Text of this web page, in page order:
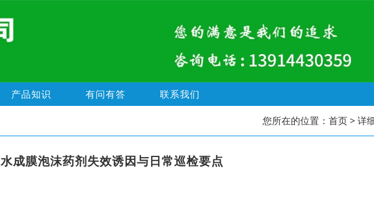
产品知识 有问有答 联系我们
您所在的位置： 首页> 详
水成膜泡沫药剂失效诱因与日常巡检要点